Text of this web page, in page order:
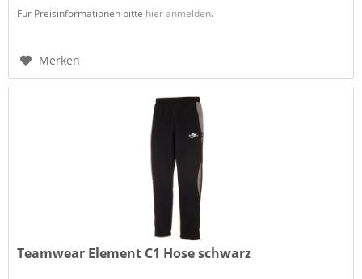
Für Preisinformationen bitte hier anmelden.
Merken
Teamwear Element C1 Hose schwarz